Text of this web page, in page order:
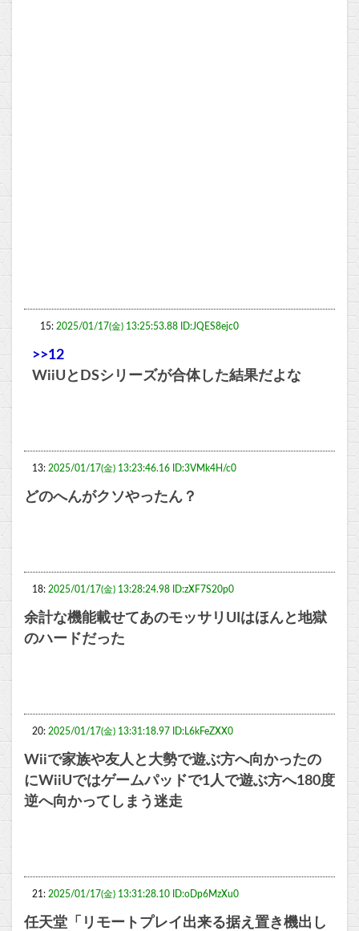
15: 2025/01/17(金) 13:25:53.88 ID:JQES8ejc0
>>12
WiiUとDSシリーズが合体した結果だよな
13: 2025/01/17(金) 13:23:46.16 ID:3VMk4H/c0
どのへんがクソやったん？
18: 2025/01/17(金) 13:28:24.98 ID:zXF7S20p0
余計な機能載せてあのモッサリUIはほんと地獄
のハードだった
20: 2025/01/17(金) 13:31:18.97 ID:L6kFeZXX0
Wiiで家族や友人と大勢で遊ぶ方へ向かったの
にWiiUではゲームパッドで1人で遊ぶ方へ180度
逆へ向かってしまう迷走
21: 2025/01/17(金) 13:31:28.10 ID:oDp6MzXu0
任天堂「リモートプレイ出来る据え置き機出し